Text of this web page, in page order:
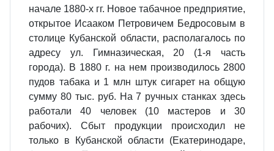
начале 1880-х гг. Новое табачное предприятие,
открытое Исааком Петровичем Бедросовым в
столице Кубанской области, располагалось по
адресу ул. Гимназическая, 20 (1-я часть
города). В 1880 г. на нем производилось 2800
пудов табака и 1 млн штук сигарет на общую
сумму 80 тыс. руб. На 7 ручных станках здесь
работали 40 человек (10 мастеров и 30
рабочих). Сбыт продукции происходил не
только в Кубанской области (Екатеринодаре,